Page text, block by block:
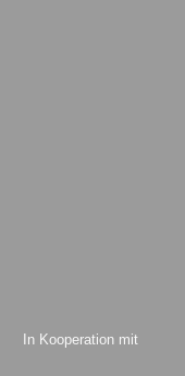
In Kooperation mit